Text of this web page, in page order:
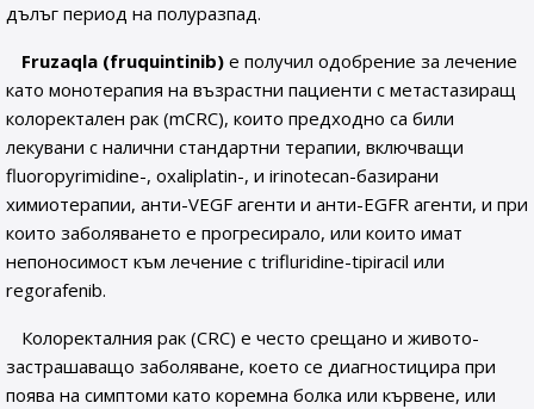
дълъг период на полуразпад.
Fruzaqla (fruquintinib) е получил одобрение за лечение
като монотерапия на възрастни пациенти с метастазиращ
колоректален рак (mCRC), които предходно са били
лекувани с налични стандартни терапии, включващи
fluoropyrimidine-, oxaliplatin-, и irinotecan-базирани
химиотерапии, анти-VEGF агенти и анти-EGFR агенти, и при
които заболяването е прогресирало, или които имат
непоносимост към лечение с trifluridine-tipiracil или
regorafenib.
Колоректалния рак (CRC) е често срещано и живото-
застрашаващо заболяване, което се диагностицира при
поява на симптоми като коремна болка или кървене, или